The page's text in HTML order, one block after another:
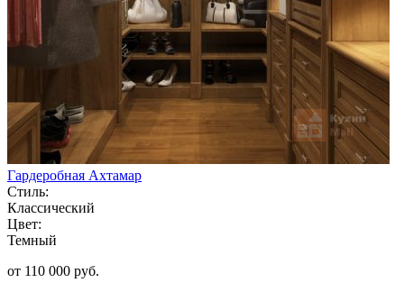
Гардеробная Ахтамар
Стиль:
Классический
Цвет:
Темный
от 110 000 руб.